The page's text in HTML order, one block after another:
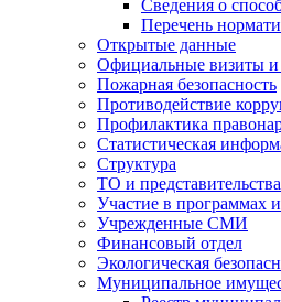
Сведения о
Перечень
Открытые данные
Официальные визиты и
Пожарная безопасность
Противодействие
Профилактика
Статистическая
Структура
ТО и представительства
Участие в программах
Учрежденные СМИ
Финансовый отдел
Экологическая
Муниципальное